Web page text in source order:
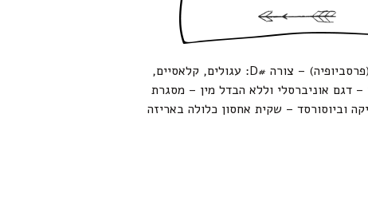
משקפי קריאה (פרסביופיה) – צורה #D: עגולים, קלאסיים,
– דגם אוניברסלי וללא הבדל מין – מסגרת
וביוסורסד – שקית אחסון כלולה באריזה